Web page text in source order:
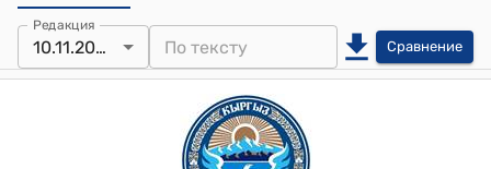
Редакция
10.11.2005 Сравнение